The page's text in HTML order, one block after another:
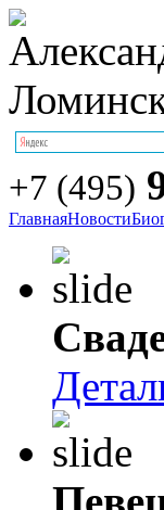
+7 (495)
ГлавнаяНовости